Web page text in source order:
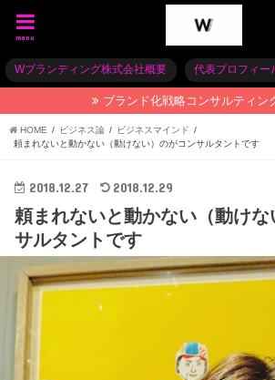
menu
Wブランディング株式会社概要 代表プロフィー
ブランド化戦略コンサルティン
HOME ビジネス論
ビジネスマインド
頼まれないと動かない（動けない）のがコンサルタントです
2018.12.27 2018.12.29
頼まれないと動かない（動けな
サルタントです